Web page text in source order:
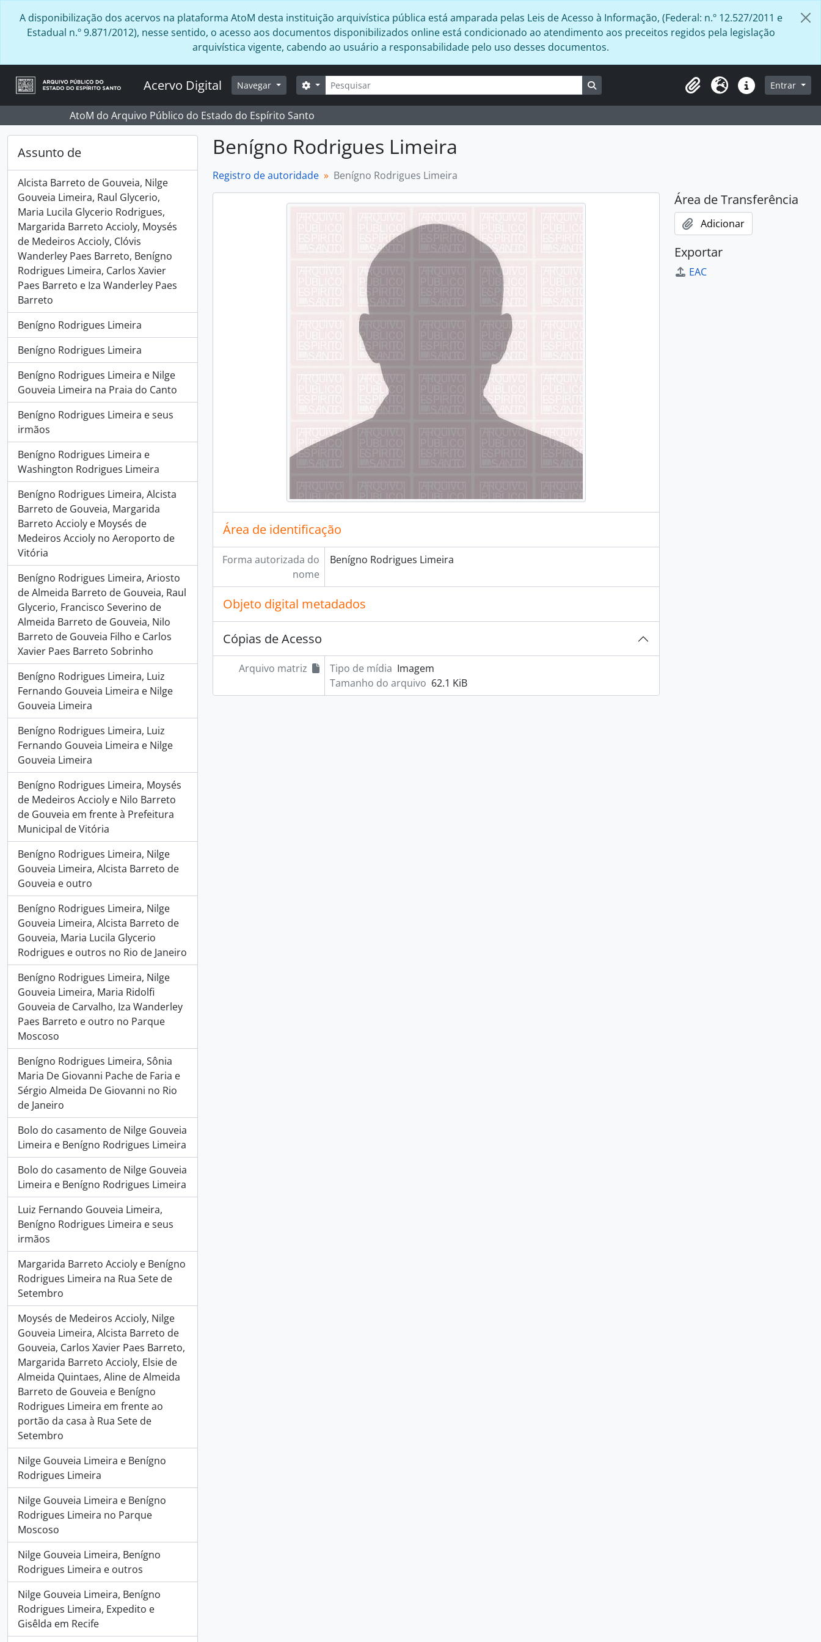
A disponibilização dos acervos na plataforma AtoM desta instituição arquivística pública está amparada pelas Leis de Acesso à Informação, (Federal: n.º 12.527/2011 e
Estadual n.º 9.871/2012), nesse sentido, o acesso aos documentos disponibilizados online está condicionado ao atendimento aos preceitos regidos pela legislação
arquivística vigente, cabendo ao usuário a responsabilidade pelo uso desses documentos.
Acervo Digital Navegar Buscar
Opções de busca Busque na página de navegação
Área de Transferência
Idioma Atalhos Entrar
AtoM do Arquivo Público do Estado do Espírito Santo
Assunto de
Alcista Barreto de Gouveia, Nilge
Gouveia Limeira, Raul Glycerio,
Maria Lucila Glycerio Rodrigues,
Margarida Barreto Accioly, Moysés
de Medeiros Accioly, Clóvis
Wanderley Paes Barreto, Benígno
Rodrigues Limeira, Carlos Xavier
Paes Barreto e Iza Wanderley Paes
Barreto
Benígno Rodrigues Limeira
Benígno Rodrigues Limeira
Benígno Rodrigues Limeira e Nilge
Gouveia Limeira na Praia do Canto
Benígno Rodrigues Limeira e seus
irmãos
Benígno Rodrigues Limeira e
Washington Rodrigues Limeira
Benígno Rodrigues Limeira, Alcista
Barreto de Gouveia, Margarida
Barreto Accioly e Moysés de
Medeiros Accioly no Aeroporto de
Vitória
Benígno Rodrigues Limeira, Ariosto
de Almeida Barreto de Gouveia, Raul
Glycerio, Francisco Severino de
Almeida Barreto de Gouveia, Nilo
Barreto de Gouveia Filho e Carlos
Xavier Paes Barreto Sobrinho
Benígno Rodrigues Limeira, Luiz
Fernando Gouveia Limeira e Nilge
Gouveia Limeira
Benígno Rodrigues Limeira, Luiz
Fernando Gouveia Limeira e Nilge
Gouveia Limeira
Benígno Rodrigues Limeira, Moysés
de Medeiros Accioly e Nilo Barreto
de Gouveia em frente à Prefeitura
Municipal de Vitória
Benígno Rodrigues Limeira, Nilge
Gouveia Limeira, Alcista Barreto de
Gouveia e outro
Benígno Rodrigues Limeira, Nilge
Gouveia Limeira, Alcista Barreto de
Gouveia, Maria Lucila Glycerio
Rodrigues e outros no Rio de Janeiro
Benígno Rodrigues Limeira, Nilge
Gouveia Limeira, Maria Ridolfi
Gouveia de Carvalho, Iza Wanderley
Paes Barreto e outro no Parque
Moscoso
Benígno Rodrigues Limeira, Sônia
Maria De Giovanni Pache de Faria e
Sérgio Almeida De Giovanni no Rio
de Janeiro
Bolo do casamento de Nilge Gouveia
Limeira e Benígno Rodrigues Limeira
Bolo do casamento de Nilge Gouveia
Limeira e Benígno Rodrigues Limeira
Luiz Fernando Gouveia Limeira,
Benígno Rodrigues Limeira e seus
irmãos
Margarida Barreto Accioly e Benígno
Rodrigues Limeira na Rua Sete de
Setembro
Moysés de Medeiros Accioly, Nilge
Gouveia Limeira, Alcista Barreto de
Gouveia, Carlos Xavier Paes Barreto,
Margarida Barreto Accioly, Elsie de
Almeida Quintaes, Aline de Almeida
Barreto de Gouveia e Benígno
Rodrigues Limeira em frente ao
portão da casa à Rua Sete de
Setembro
Nilge Gouveia Limeira e Benígno
Rodrigues Limeira
Nilge Gouveia Limeira e Benígno
Rodrigues Limeira no Parque
Moscoso
Nilge Gouveia Limeira, Benígno
Rodrigues Limeira e outros
Nilge Gouveia Limeira, Benígno
Rodrigues Limeira, Expedito e
Gisêlda em Recife
Benígno Rodrigues Limeira
Registro de autoridade Benígno Rodrigues Limeira
Área de identificação
Forma autorizada do
nome
Benígno Rodrigues Limeira
Objeto digital metadados
Cópias de Acesso
Arquivo matriz Tipo de mídia Imagem
Tamanho do arquivo 62.1 KiB
Área de Transferência
Adicionar
Exportar
EAC